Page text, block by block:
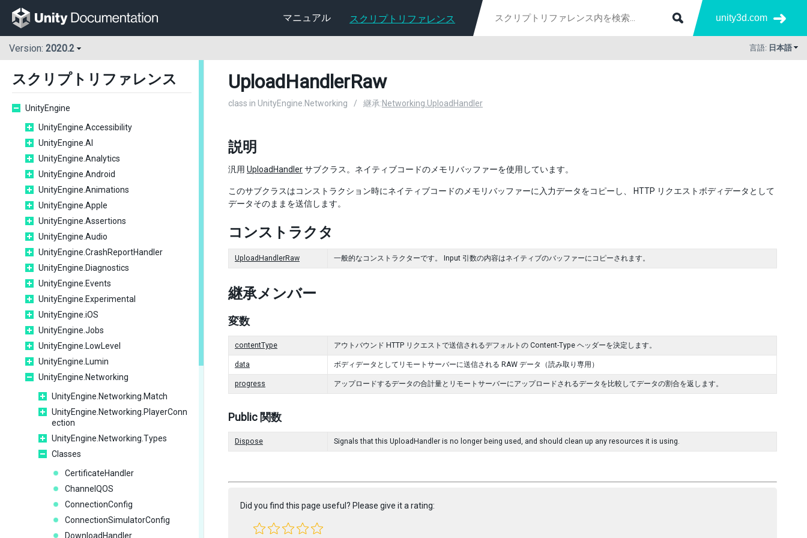
マニュアル スクリプトリファレンス unity3d.com
Version: 2020.2 言語: 日本語
スクリプトリファレンス
UnityEngine
UnityEngine.Accessibility
UnityEngine.AI
UnityEngine.Analytics
UnityEngine.Android
UnityEngine.Animations
UnityEngine.Apple
UnityEngine.Assertions
UnityEngine.Audio
UnityEngine.CrashReportHandler
UnityEngine.Diagnostics
UnityEngine.Events
UnityEngine.Experimental
UnityEngine.iOS
UnityEngine.Jobs
UnityEngine.LowLevel
UnityEngine.Lumin
UnityEngine.Networking
UnityEngine.Networking.Match
UnityEngine.Networking.PlayerConn
ection
UnityEngine.Networking.Types
Classes
CertificateHandler
ChannelQOS
ConnectionConfig
ConnectionSimulatorConfig
DownloadHandler
UploadHandlerRaw
class in UnityEngine.Networking / 継承:Networking.UploadHandler
説明
汎用 UploadHandlerサブクラス。ネイティブコードのメモリバッファーを使用しています。
このサブクラスはコンストラクション時にネイティブコードのメモリバッファーに入力データをコピーし、 HTTP リクエストボディデータとして
データそのままを送信します。
コンストラクタ
UploadHandlerRaw 一般的なコンストラクターです。 Input 引数の内容はネイティブのバッファーにコピーされます。
継承メンバー
変数
contentType アウトバウンド HTTP リクエストで送信されるデフォルトの Content-Type ヘッダーを決定します。
data ボディデータとしてリモートサーバーに送信される RAW データ（読み取り専用）
progress アップロードするデータの合計量とリモートサーバーにアップロードされるデータを比較してデータの割合を返します。
Public 関数
Dispose Signals that this UploadHandler is no longer being used, and should clean up any resources it is using.
Did you find this page useful? Please give it a rating: